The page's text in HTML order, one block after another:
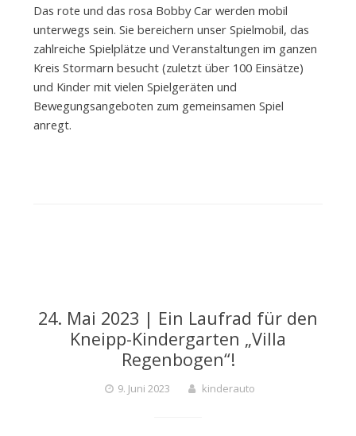
Das rote und das rosa Bobby Car werden mobil
unterwegs sein. Sie bereichern unser Spielmobil, das
zahlreiche Spielplätze und Veranstaltungen im ganzen
Kreis Stormarn besucht (zuletzt über 100 Einsätze)
und Kinder mit vielen Spielgeräten und
Bewegungsangeboten zum gemeinsamen Spiel
anregt.
24. Mai 2023 | Ein Laufrad für den
Kneipp-Kindergarten „Villa
Regenbogen“!
9. Juni 2023 kinderauto